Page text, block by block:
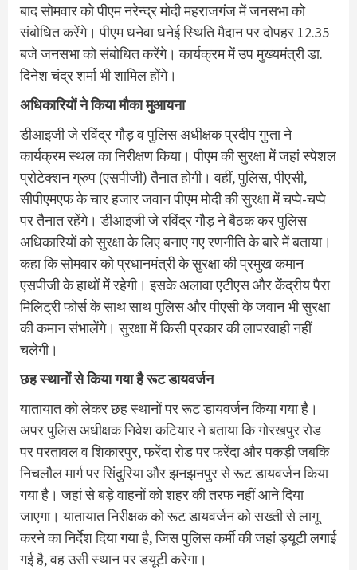
बाद सोमवार को पीएम नरेन्द्र मोदी महराजगंज में जनसभा को
संबोधित करेंगे। पीएम धनेवा धनेई स्थिति मैदान पर दोपहर 12.35
बजे जनसभा को संबोधित करेंगे। कार्यक्रम में उप मुख्यमंत्री डा.
दिनेश चंद्र शर्मा भी शामिल होंगे।
अधिकारियों ने किया मौका मुआयना
डीआइजी जे रविंद्र गौड़ व पुलिस अधीक्षक प्रदीप गुप्ता ने
कार्यक्रम स्थल का निरीक्षण किया। पीएम की सुरक्षा में जहां स्पेशल
प्रोटेक्शन ग्रुप (एसपीजी) तैनात होगी। वहीं, पुलिस, पीएसी,
सीपीएमएफ के चार हजार जवान पीएम मोदी की सुरक्षा में चप्पे-चप्पे
पर तैनात रहेंगे। डीआइजी जे रविंद्र गौड़ ने बैठक कर पुलिस
अधिकारियों को सुरक्षा के लिए बनाए गए रणनीति के बारे में बताया।
कहा कि सोमवार को प्रधानमंत्री के सुरक्षा की प्रमुख कमान
एसपीजी के हाथों में रहेगी। इसके अलावा एटीएस और केंद्रीय पैरा
मिलिट्री फोर्स के साथ साथ पुलिस और पीएसी के जवान भी सुरक्षा
की कमान संभालेंगे। सुरक्षा में किसी प्रकार की लापरवाही नहीं
चलेगी।
छह स्थानों से किया गया है रूट डायवर्जन
यातायात को लेकर छह स्थानों पर रूट डायवर्जन किया गया है।
अपर पुलिस अधीक्षक निवेश कटियार ने बताया कि गोरखपुर रोड
पर परतावल व शिकारपुर, फरेंदा रोड पर फरेंदा और पकड़ी जबकि
निचलौल मार्ग पर सिंदुरिया और झनझनपुर से रूट डायवर्जन किया
गया है। जहां से बड़े वाहनों को शहर की तरफ नहीं आने दिया
जाएगा। यातायात निरीक्षक को रूट डायवर्जन को सख्ती से लागू
करने का निर्देश दिया गया है, जिस पुलिस कर्मी की जहां ड्यूटी लगाई
गई है, वह उसी स्थान पर डयूटी करेगा।